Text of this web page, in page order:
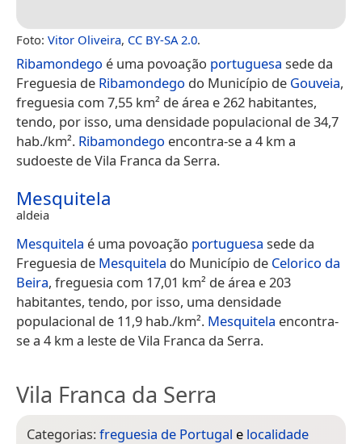
Foto: Vitor Oliveira, CC BY-SA 2.0.
Ribamondego é uma povoação portuguesa sede da
Freguesia de Ribamondego do Município de Gouveia,
freguesia com 7,55 km² de área e 262 habitantes,
tendo, por isso, uma densidade populacional de 34,7
hab./km². Ribamondego encontra-se a 4 km a
sudoeste de Vila Franca da Serra.
Mesquitela
aldeia
Mesquitela é uma povoação portuguesa sede da
Freguesia de Mesquitela do Município de Celorico da
Beira, freguesia com 17,01 km² de área e 203
habitantes, tendo, por isso, uma densidade
populacional de 11,9 hab./km². Mesquitela encontra-
se a 4 km a leste de Vila Franca da Serra.
Vila Franca da Serra
Categorias:freguesia de Portugal e localidade